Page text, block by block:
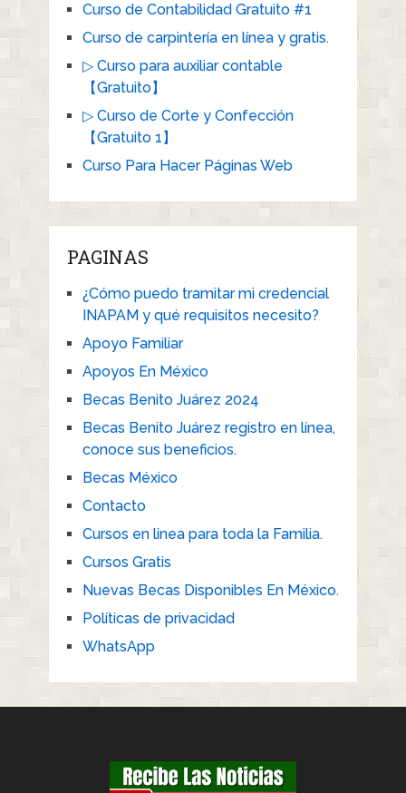
Curso de Contabilidad Gratuito #1
Curso de carpintería en línea y gratis.
▷ Curso para auxiliar contable
【Gratuito】
▷ Curso de Corte y Confección
【Gratuito 1】
Curso Para Hacer Páginas Web
PAGINAS
¿Cómo puedo tramitar mi credencial
INAPAM y qué requisitos necesito?
Apoyo Familiar
Apoyos En México
Becas Benito Juárez 2024
Becas Benito Juárez registro en línea,
conoce sus beneficios.
Becas México
Contacto
Cursos en linea para toda la Familia.
Cursos Gratis
Nuevas Becas Disponibles En México.
Políticas de privacidad
WhatsApp